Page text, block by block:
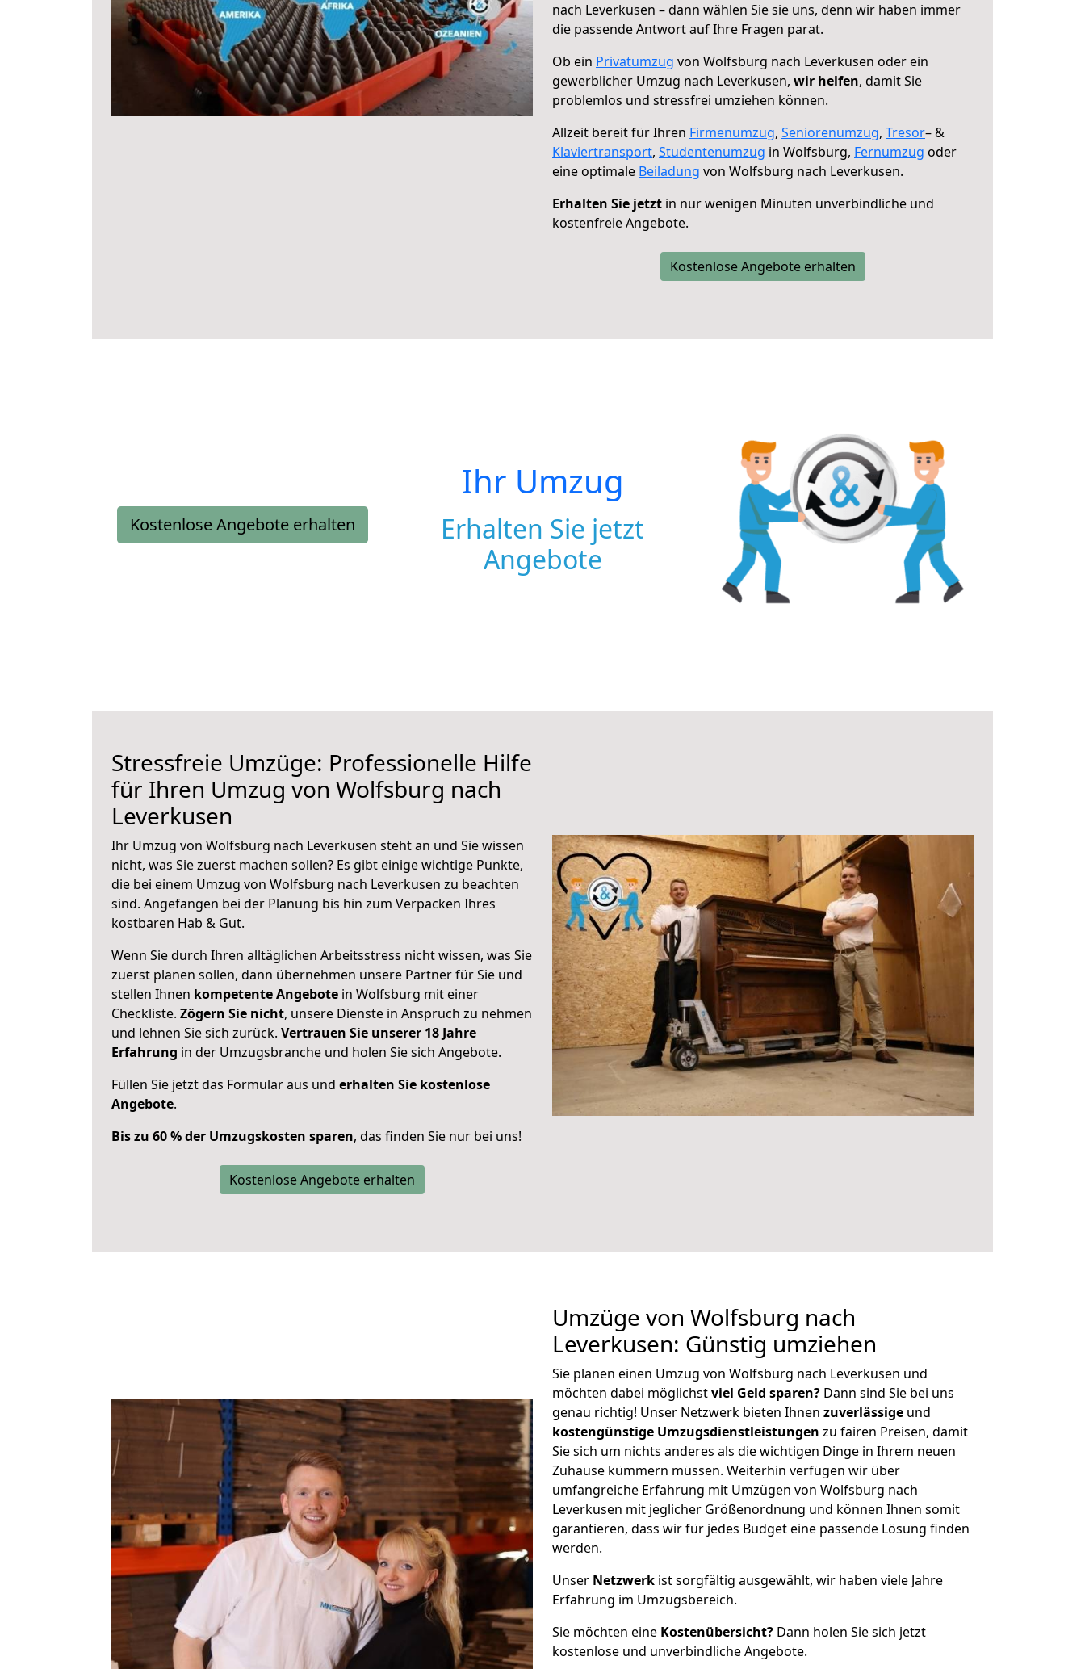
nach Leverkusen – dann wählen Sie sie uns, denn wir haben immer
die passende Antwort auf Ihre Fragen parat.
Ob ein Privatumzug von Wolfsburg nach Leverkusen oder ein
gewerblicher Umzug nach Leverkusen, wir helfen, damit Sie
problemlos und stressfrei umziehen können.
Allzeit bereit für Ihren Firmenumzug, Seniorenumzug, Tresor– &
Klaviertransport, Studentenumzug in Wolfsburg, Fernumzug oder
eine optimale Beiladung von Wolfsburg nach Leverkusen.
Erhalten Sie jetzt in nur wenigen Minuten unverbindliche und
kostenfreie Angebote.
Kostenlose Angebote erhalten
Kostenlose Angebote erhalten
Ihr Umzug
Erhalten Sie jetzt
Angebote
Stressfreie Umzüge: Professionelle Hilfe
für Ihren Umzug von Wolfsburg nach
Leverkusen
Ihr Umzug von Wolfsburg nach Leverkusen steht an und Sie wissen
nicht, was Sie zuerst machen sollen? Es gibt einige wichtige Punkte,
die bei einem Umzug von Wolfsburg nach Leverkusen zu beachten
sind. Angefangen bei der Planung bis hin zum Verpacken Ihres
kostbaren Hab & Gut.
Wenn Sie durch Ihren alltäglichen Arbeitsstress nicht wissen, was Sie
zuerst planen sollen, dann übernehmen unsere Partner für Sie und
stellen Ihnen kompetente Angebote in Wolfsburg mit einer
Checkliste. Zögern Sie nicht, unsere Dienste in Anspruch zu nehmen
und lehnen Sie sich zurück. Vertrauen Sie unserer 18 Jahre
Erfahrung in der Umzugsbranche und holen Sie sich Angebote.
Füllen Sie jetzt das Formular aus und erhalten Sie kostenlose
Angebote.
Bis zu 60 % der Umzugskosten sparen, das finden Sie nur bei uns!
Kostenlose Angebote erhalten
Umzüge von Wolfsburg nach
Leverkusen: Günstig umziehen
Sie planen einen Umzug von Wolfsburg nach Leverkusen und
möchten dabei möglichstviel Geld sparen? Dann sind Sie bei uns
genau richtig! Unser Netzwerk bieten Ihnen zuverlässige und
kostengünstige Umzugsdienstleistungen zu fairen Preisen, damit
Sie sich um nichts anderes als die wichtigen Dinge in Ihrem neuen
Zuhause kümmern müssen. Weiterhin verfügen wir über
umfangreiche Erfahrung mit Umzügen von Wolfsburg nach
Leverkusen mit jeglicher Größenordnung und können Ihnen somit
garantieren, dass wir für jedes Budget eine passende Lösung finden
werden.
Unser Netzwerk ist sorgfältig ausgewählt, wir haben viele Jahre
Erfahrung im Umzugsbereich.
Sie möchten eine Kostenübersicht? Dann holen Sie sich jetzt
kostenlose und unverbindliche Angebote.